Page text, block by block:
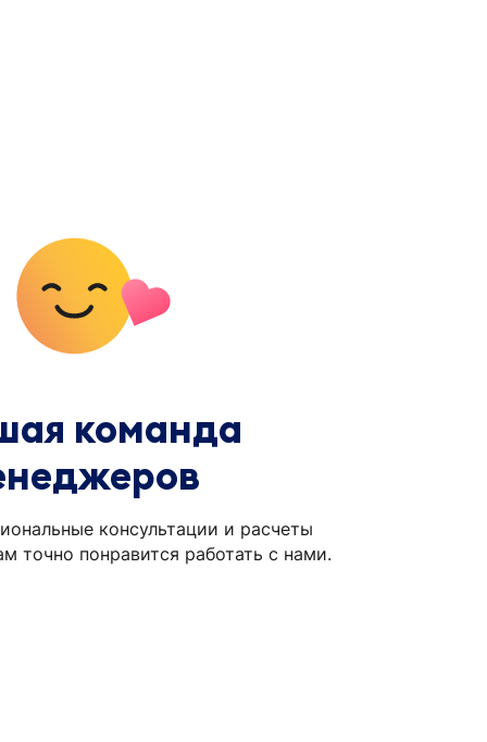
команда
консультации и расчеты
точно понравится работать с нами.